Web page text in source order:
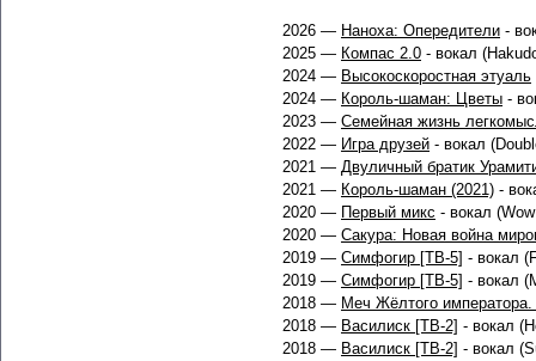
2026 — Наноха: Опередители -
2025 — Компас 2.0 - вокал
2024 — Высокоскоростная этуаль
2024 — Король-шаман: Цветы -
2023 — Семейная жизнь
2022 — Игра друзей - вокал
2021 — Двуличный братик
2021 — Король-шаман (2021) -
2020 — Первый микс - вокал
2020 — Сакура: Новая война
2019 — Симфогир [ТВ-5] - вокал
2019 — Симфогир [ТВ-5] - вокал
2018 — Меч Жёлтого
2018 — Василиск [ТВ-2] - вокал
2018 — Василиск [ТВ-2] - вокал